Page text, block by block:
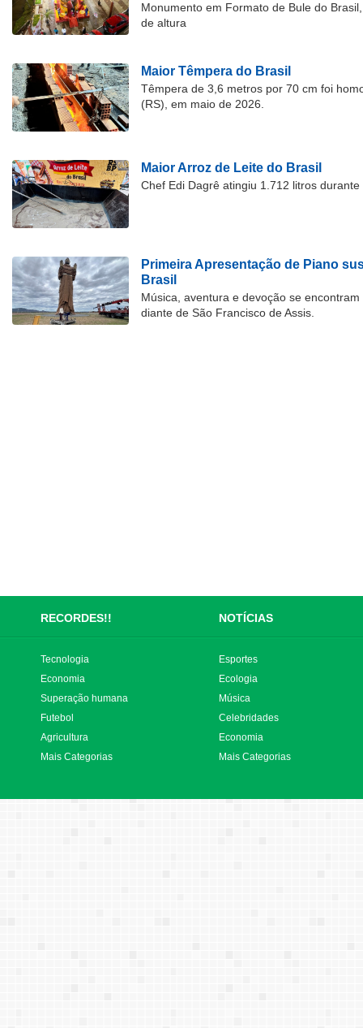
Monumento em Formato de Bule do
de altura
Maior Têmpera do Brasil
Têmpera de 3,6 metros por 70 cm foi
(RS), em maio de 2026.
Maior Arroz de Leite do Brasil
Chef Edi Dagrê atingiu 1.712 litros
Primeira Apresentação de Piano
Brasil
Música, aventura e devoção se
diante de São Francisco de Assis.
RECORDES!! NOTÍCIAS
Tecnologia
Economia
Superação humana
Futebol
Agricultura
Mais Categorias
Esportes
Ecologia
Música
Celebridades
Economia
Mais Categorias